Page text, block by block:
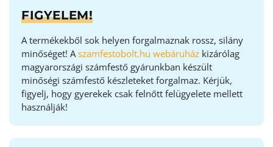
FIGYELEM!
A termékekből sok helyen forgalmaznak rossz, silány
minőséget! A szamfestobolt.hu webáruház kizárólag
magyarországi számfestő gyárunkban készült
minőségi számfestő készleteket forgalmaz. Kérjük,
figyelj, hogy gyerekek csak felnőtt felügyelete mellett
használják!